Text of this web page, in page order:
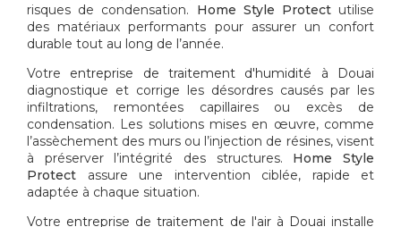
risques de condensation. Home Style Protectutilise
des matériaux performants pour assurer un confort
durable tout au long de l’année.
Votre entreprise de traitement d'humidité à Douai
diagnostique et corrige les désordres causés par les
infiltrations, remontées capillaires ou excès de
condensation. Les solutions mises en œuvre, comme
l’assèchement des murs ou l’injection de résines, visent
à préserver l’intégrité des structures. Home Style
Protect assure une intervention ciblée, rapide et
adaptée à chaque situation.
Votre entreprise de traitement de l'air à Douai installe